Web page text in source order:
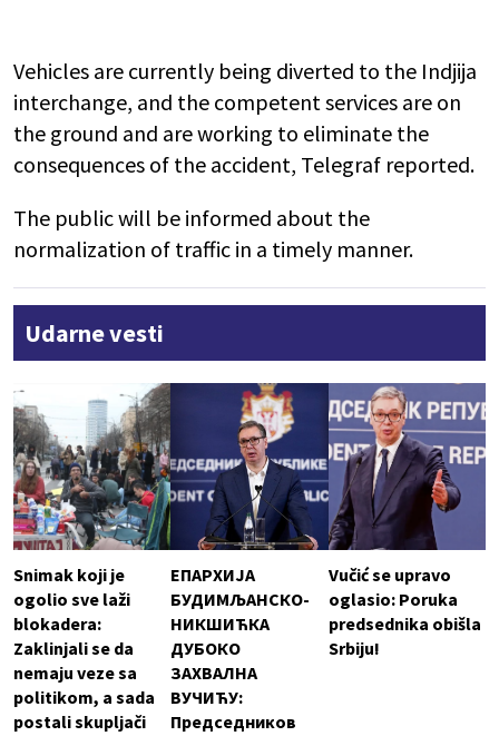
Vehicles are currently being diverted to the Indjija
interchange, and the competent services are on
the ground and are working to eliminate the
consequences of the accident, Telegraf reported.
The public will be informed about the
normalization of traffic in a timely manner.
Udarne vesti
Snimak koji je
ogolio sve laži
blokadera:
Zaklinjali se da
nemaju veze sa
politikom, a sada
postali skupljači
ЕПАРХИЈА
БУДИМЉАНСКО-
НИКШИЋКА
ДУБОКО
ЗАХВАЛНА
ВУЧИЋУ:
Председников
Vučić se upravo
oglasio: Poruka
predsednika obišla
Srbiju!